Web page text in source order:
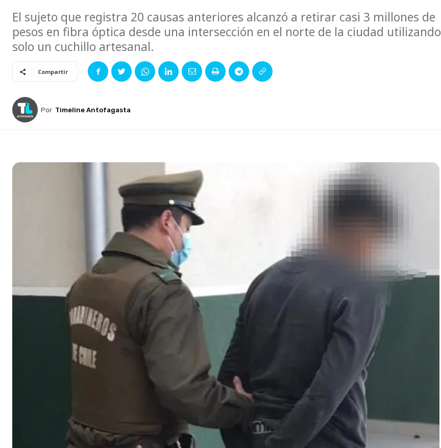
El sujeto que registra 20 causas anteriores alcanzó a retirar casi 3 millones de
pesos en fibra óptica desde una intersección en el norte de la ciudad utilizando
solo un cuchillo artesanal.
Compartir
Por Timeline Antofagasta